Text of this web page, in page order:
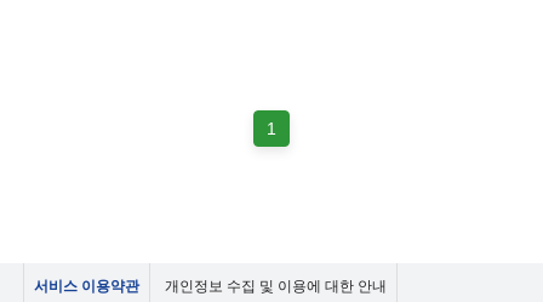
1
서비스 이용약관 개인정보 수집 및 이용에 대한 안내